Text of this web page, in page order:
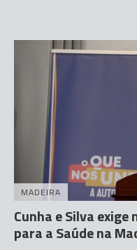
MADEIRA
Cunha e Silva
para a Saúde na